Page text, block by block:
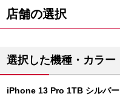
店舗の選択
選択した機種・カラー
iPhone 13 Pro 1TB シルバー